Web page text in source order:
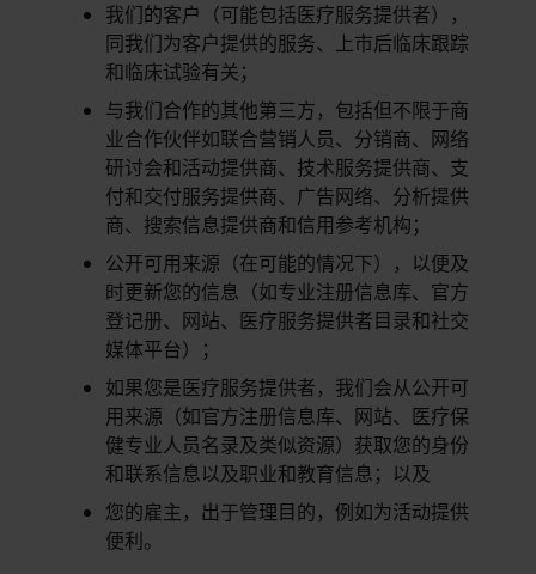
我们的客户（可能包括医疗服务提供者），
同我们为客户提供的服务、上市后临床跟踪
和临床试验有关；
与我们合作的其他第三方，包括但不限于商
业合作伙伴如联合营销人员、分销商、网络
研讨会和活动提供商、技术服务提供商、支
付和交付服务提供商、广告网络、分析提供
商、搜索信息提供商和信用参考机构；
公开可用来源（在可能的情况下），以便及
时更新您的信息（如专业注册信息库、官方
登记册、网站、医疗服务提供者目录和社交
媒体平台）；
如果您是医疗服务提供者，我们会从公开可
用来源（如官方注册信息库、网站、医疗保
健专业人员名录及类似资源）获取您的身份
和联系信息以及职业和教育信息；以及
您的雇主，出于管理目的，例如为活动提供
便利。